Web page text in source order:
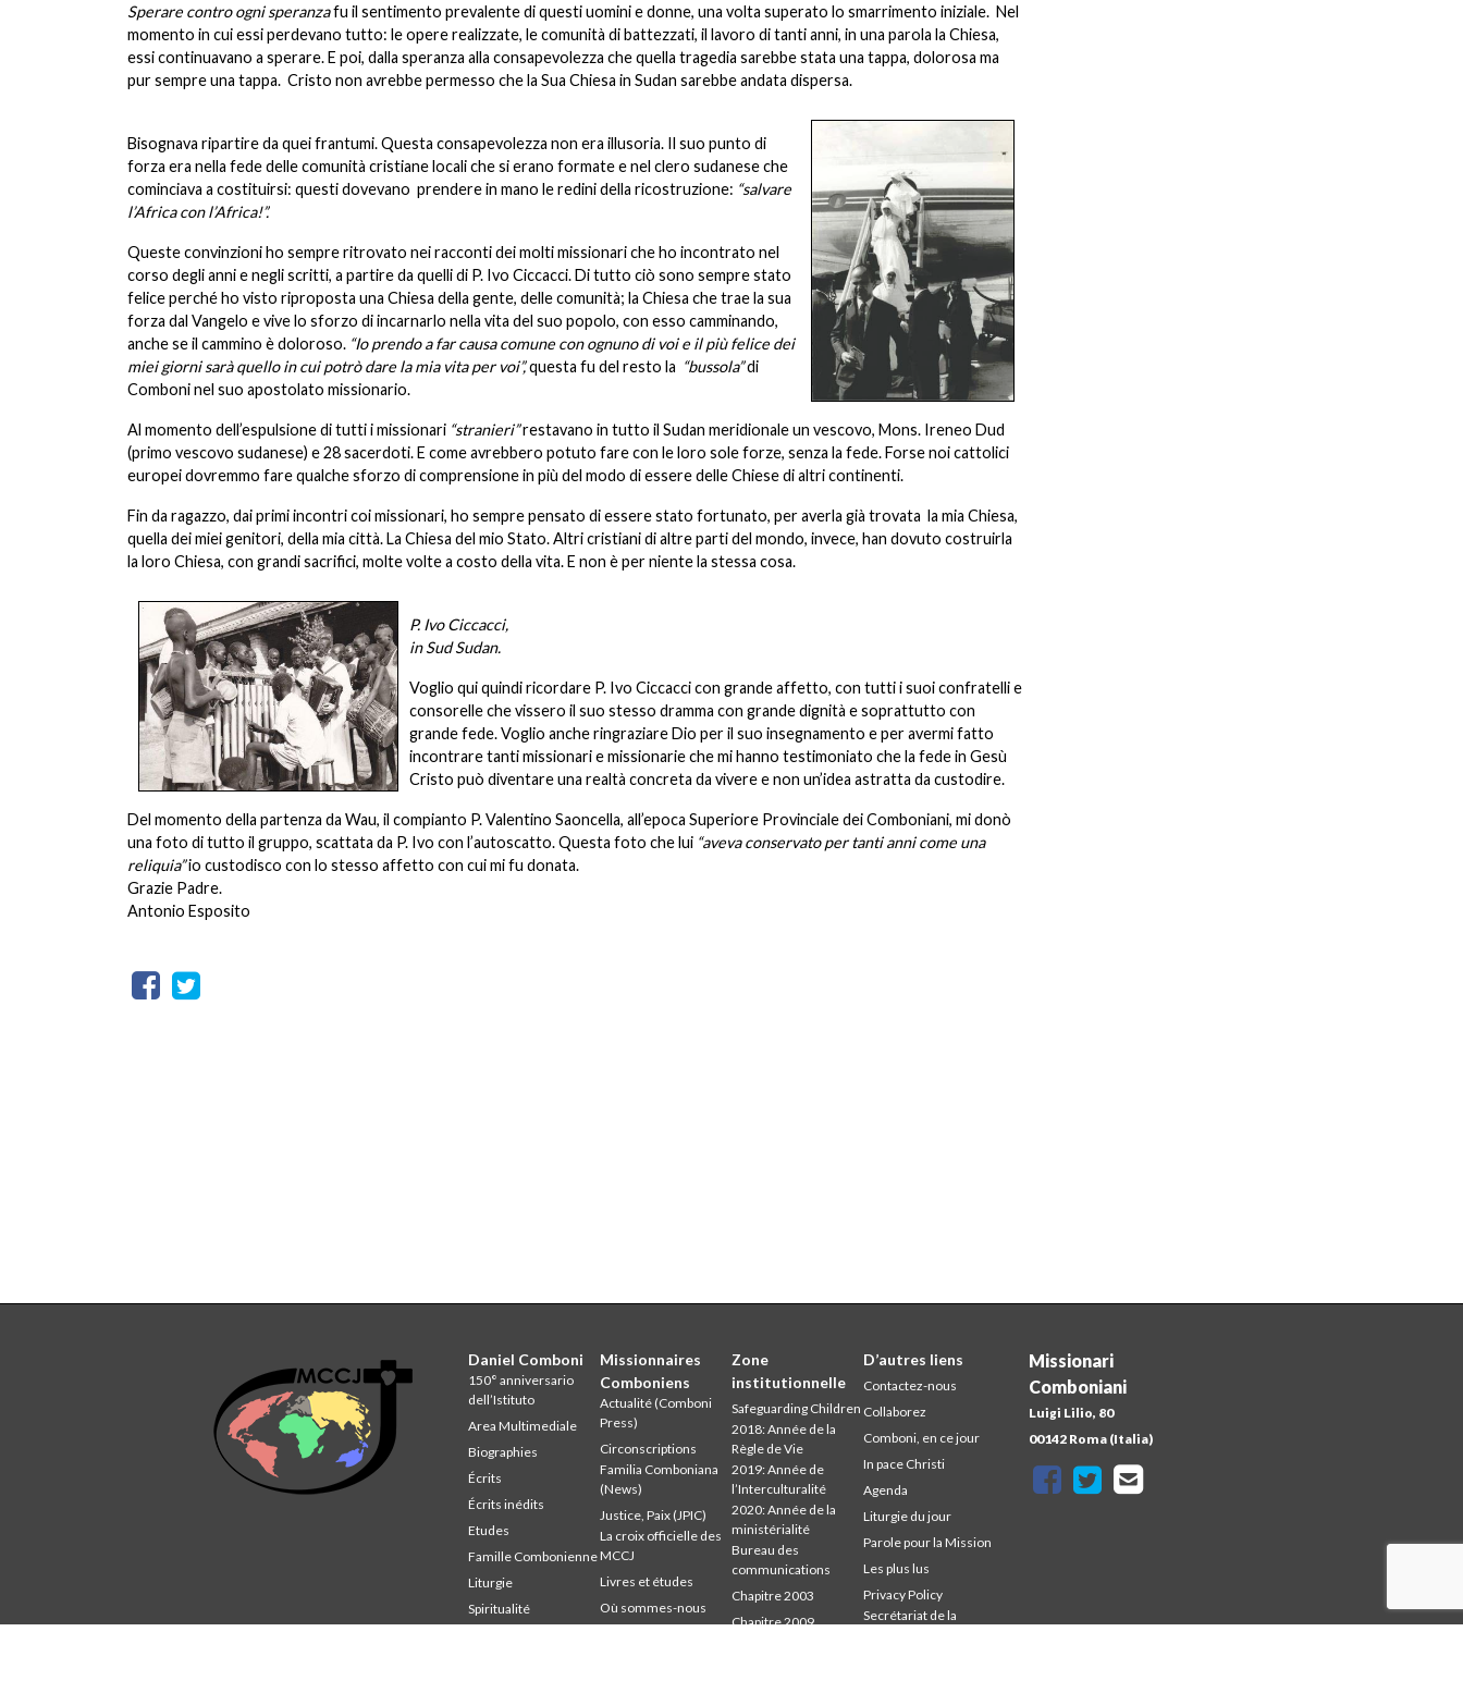
Sperare contro ogni speranzafu il sentimento prevalente di questi uomini e donne, una volta superato lo smarrimento iniziale. Nel
momento in cui essi perdevano tutto: le opere realizzate, le comunità di battezzati, il lavoro di tanti anni, in una parola la Chiesa,
essi continuavano a sperare. E poi, dalla speranza alla consapevolezza che quella tragedia sarebbe stata una tappa, dolorosa ma
pur sempre una tappa. Cristo non avrebbe permesso che la Sua Chiesa in Sudan sarebbe andata dispersa.
Bisognava ripartire da quei frantumi. Questa consapevolezza non era illusoria. Il suo punto di
forza era nella fede delle comunità cristiane locali che si erano formate e nel clero sudanese che
cominciava a costituirsi: questi dovevano prendere in mano le redini della ricostruzione: “salvare
l’Africa con l’Africa!”.
Queste convinzioni ho sempre ritrovato nei racconti dei molti missionari che ho incontrato nel
corso degli anni e negli scritti, a partire da quelli di P. Ivo Ciccacci. Di tutto ciò sono sempre stato
felice perché ho visto riproposta una Chiesa della gente, delle comunità; la Chiesa che trae la sua
forza dal Vangelo e vive lo sforzo di incarnarlo nella vita del suo popolo, con esso camminando,
anche se il cammino è doloroso. “Io prendo a far causa comune con ognuno di voi e il più felice dei
miei giorni sarà quello in cui potrò dare la mia vita per voi”,questa fu del resto la “bussola”di
Comboni nel suo apostolato missionario.
Al momento dell’espulsione di tutti i missionari “stranieri”restavano in tutto il Sudan meridionale un vescovo, Mons. Ireneo Dud
(primo vescovo sudanese) e 28 sacerdoti. E come avrebbero potuto fare con le loro sole forze, senza la fede. Forse noi cattolici
europei dovremmo fare qualche sforzo di comprensione in più del modo di essere delle Chiese di altri continenti.
Fin da ragazzo, dai primi incontri coi missionari, ho sempre pensato di essere stato fortunato, per averla già trovata la mia Chiesa,
quella dei miei genitori, della mia città. La Chiesa del mio Stato. Altri cristiani di altre parti del mondo, invece, han dovuto costruirla
la loro Chiesa, con grandi sacrifici, molte volte a costo della vita. E non è per niente la stessa cosa.
P. Ivo Ciccacci,
in Sud Sudan.
Voglio qui quindi ricordare P. Ivo Ciccacci con grande affetto, con tutti i suoi confratelli e
consorelle che vissero il suo stesso dramma con grande dignità e soprattutto con
grande fede. Voglio anche ringraziare Dio per il suo insegnamento e per avermi fatto
incontrare tanti missionari e missionarie che mi hanno testimoniato che la fede in Gesù
Cristo può diventare una realtà concreta da vivere e non un’idea astratta da custodire.
Del momento della partenza da Wau, il compianto P. Valentino Saoncella, all’epoca Superiore Provinciale dei Comboniani, mi donò
una foto di tutto il gruppo, scattata da P. Ivo con l’autoscatto. Questa foto che lui “aveva conservato per tanti anni come una
reliquia”io custodisco con lo stesso affetto con cui mi fu donata.
Grazie Padre.
Antonio Esposito
Missionari
Comboniani
Luigi Lilio, 80
00142 Roma (Italia)
Daniel Comboni
150° anniversario
dell’Istituto
Area Multimediale
Biographies
Écrits
Écrits inédits
Etudes
Famille Combonienne
Liturgie
Spiritualité
Studium
Missionnaires
Comboniens
Actualité (Comboni
Press)
Circonscriptions
Familia Comboniana
(News)
Justice, Paix (JPIC)
La croix officielle des
MCCJ
Livres et études
Où sommes-nous
Zone
institutionnelle
Safeguarding Children
2018: Année de la
Règle de Vie
2019: Année de
l’Interculturalité
2020: Année de la
ministérialité
Bureau des
communications
Chapitre 2003
Chapitre 2009
D’autres liens
Contactez-nous
Collaborez
Comboni, en ce jour
In pace Christi
Agenda
Liturgie du jour
Parole pour la Mission
Les plus lus
Privacy Policy
Secrétariat de la